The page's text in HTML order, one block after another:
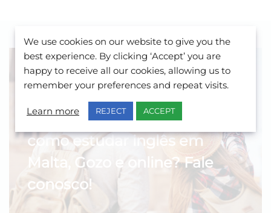
Gostaria de saber mais sobre
como estudar inglês em
Malta, Gozo e online? Fale
conosco!
We use cookies on our website to give you the
best experience. By clicking ‘Accept’ you are
happy to receive all our cookies, allowing us to
remember your preferences and repeat visits.
Learn more REJECT ACCEPT